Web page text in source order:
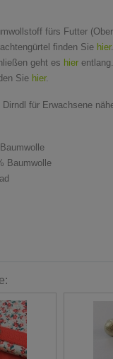
fürs Futter
finden Sie hier.
geht es hier entlang.
Sie hier.
für Erwachsene
Baumwolle